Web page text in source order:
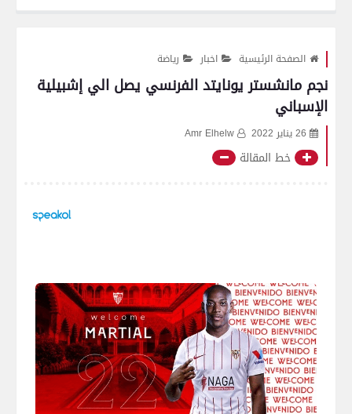
الصفحة الرئيسية اخبار رياضة
نجم مانشستر يونايتد الفرنسي يصل الي إشبيلية
الإسباني
26 يناير 2022 Amr Elhelw
خط المقالة